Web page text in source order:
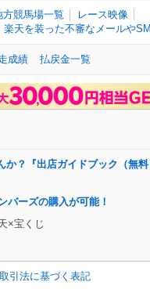
方競馬場一覧
レース映像
楽天を装った不審なメールや
成績 払戻金一覧
か？『出店ガイドブック（無
バーズの購入が可能！
×宝くじ
引法に基づく表記